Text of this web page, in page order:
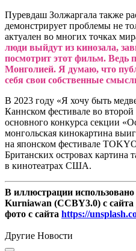
Пуревдаш Золжаргала также
демонстрирует проблемы не
актуален во многих точках
люди выйдут из кинозала,
посмотрит этот фильм. Ведь
Монголией. Я думаю, что
себя свои собственные
В 2023 году «Я хочу быть
Каннском фестивале во
основного конкурса секции
монгольская кинокартина
на японском фестивале
Британских островах картина
в кинотеатрах США.
В иллюстрации
Kurniawan (CCBY3.0) с сайта
фото с сайта https://
Другие Новости